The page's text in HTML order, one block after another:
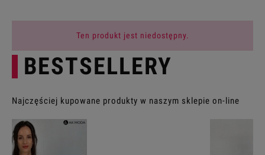
Ten produkt jest niedostępny.
BESTSELLERY
Najczęściej kupowane produkty w naszym sklepie on-line